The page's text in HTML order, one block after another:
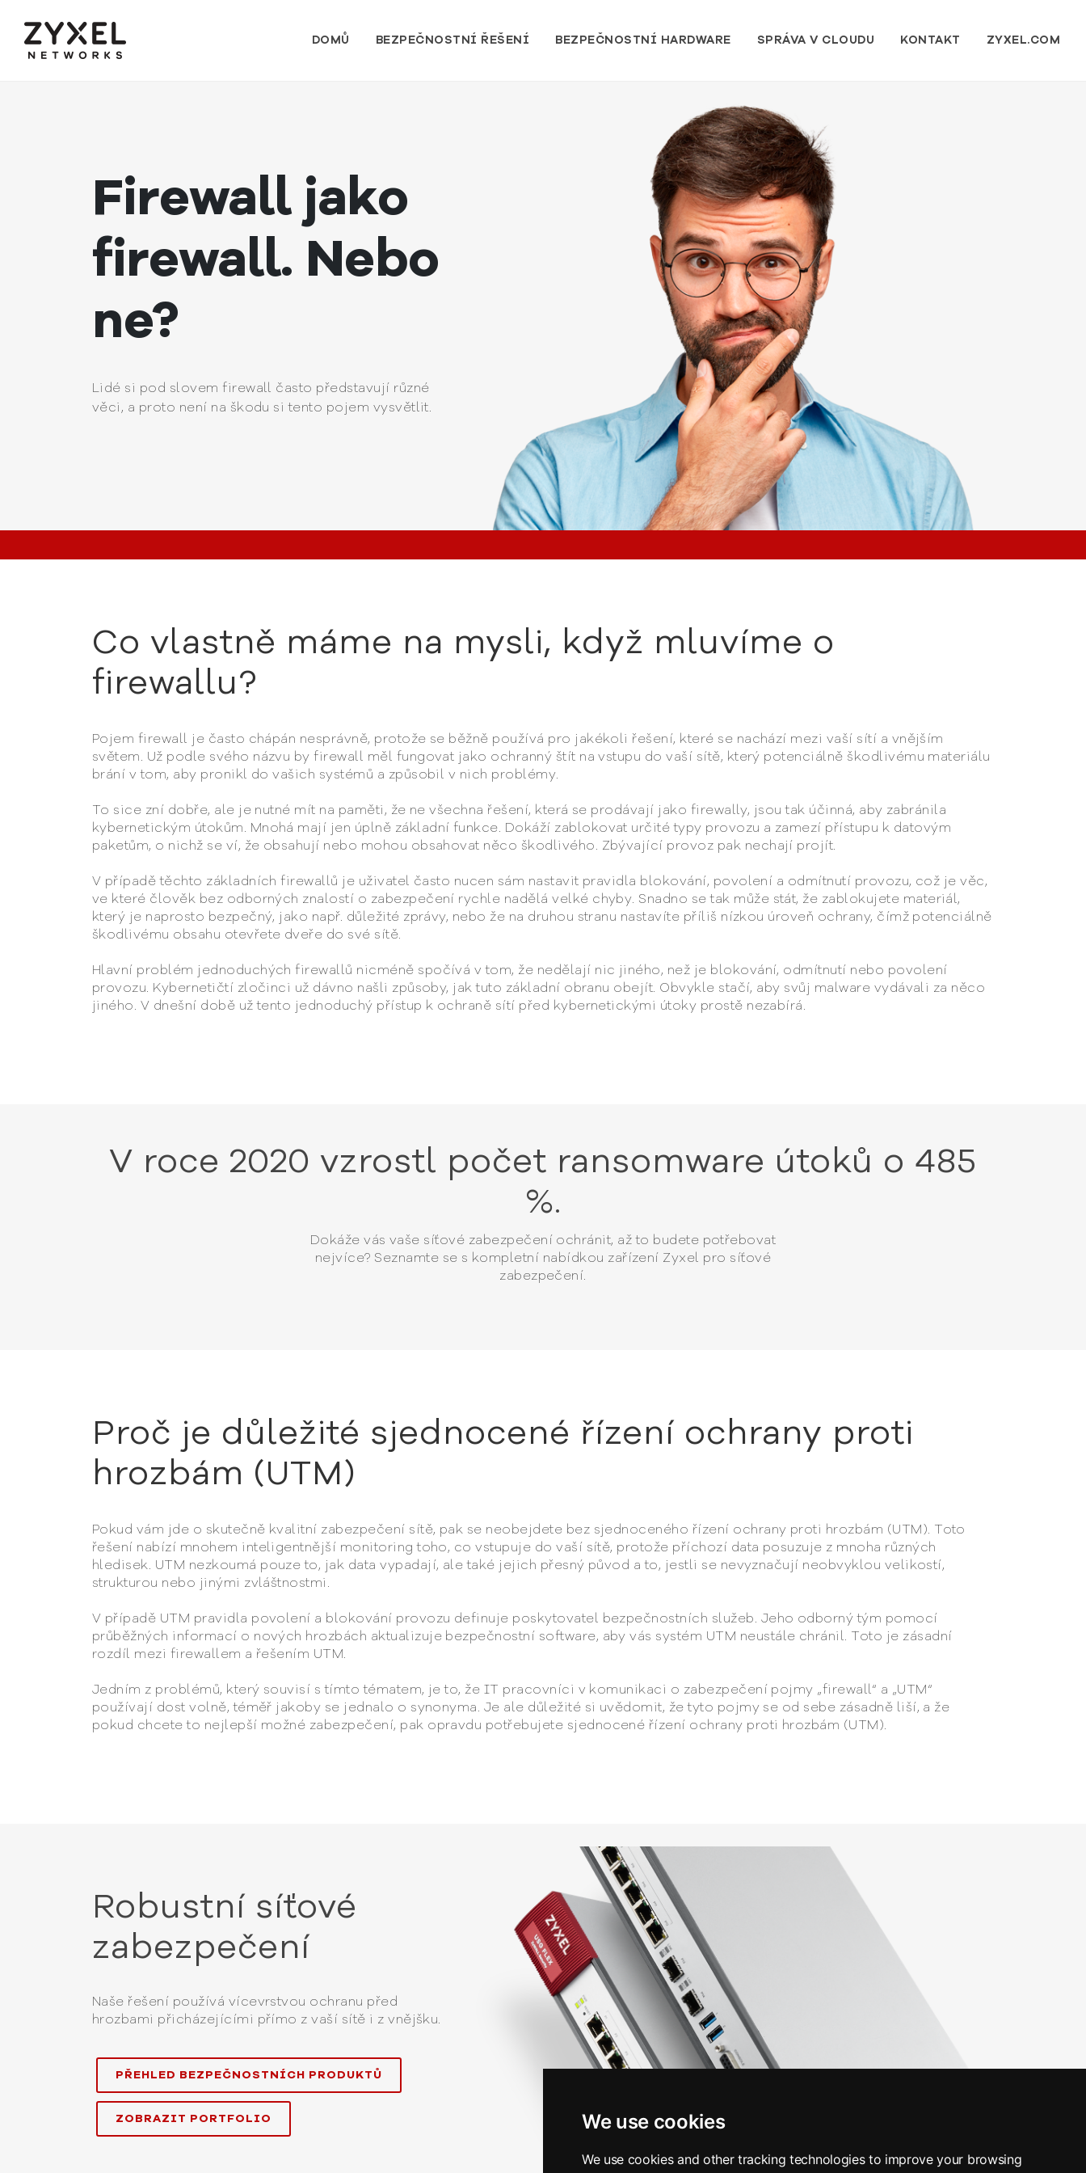
We use cookies
We use cookies and other tracking technologies to improve your browsing
DOMŮ BEZPEČNOSTNÍ ŘEŠENÍ BEZPEČNOSTNÍ HARDWARE SPRÁVA V CLOUDU KONTAKT ZYXEL.COM
Firewall jako
firewall. Nebo
ne?
Lidé si pod slovem firewall často představují různé
věci, a proto není na škodu si tento pojem vysvětlit.
Co vlastně máme na mysli, když mluvíme o
firewallu?
Pojem firewall je často chápán nesprávně, protože se běžně používá pro jakékoli řešení, které se nachází mezi vaší sítí a vnějším
světem. Už podle svého názvu by firewall měl fungovat jako ochranný štít na vstupu do vaší sítě, který potenciálně škodlivému materiálu
brání v tom, aby pronikl do vašich systémů a způsobil v nich problémy.
To sice zní dobře, ale je nutné mít na paměti, že ne všechna řešení, která se prodávají jako firewally, jsou tak účinná, aby zabránila
kybernetickým útokům. Mnohá mají jen úplně základní funkce. Dokáží zablokovat určité typy provozu a zamezí přístupu k datovým
paketům, o nichž se ví, že obsahují nebo mohou obsahovat něco škodlivého. Zbývající provoz pak nechají projít.
V případě těchto základních firewallů je uživatel často nucen sám nastavit pravidla blokování, povolení a odmítnutí provozu, což je věc,
ve které člověk bez odborných znalostí o zabezpečení rychle nadělá velké chyby. Snadno se tak může stát, že zablokujete materiál,
který je naprosto bezpečný, jako např. důležité zprávy, nebo že na druhou stranu nastavíte příliš nízkou úroveň ochrany, čímž potenciálně
škodlivému obsahu otevřete dveře do své sítě.
Hlavní problém jednoduchých firewallů nicméně spočívá v tom, že nedělají nic jiného, než je blokování, odmítnutí nebo povolení
provozu. Kybernetičtí zločinci už dávno našli způsoby, jak tuto základní obranu obejít. Obvykle stačí, aby svůj malware vydávali za něco
jiného. V dnešní době už tento jednoduchý přístup k ochraně sítí před kybernetickými útoky prostě nezabírá.
V roce 2020 vzrostl počet ransomware útoků o 485
%.
Dokáže vás vaše síťové zabezpečení ochránit, až to budete potřebovat
nejvíce? Seznamte se s kompletní nabídkou zařízení Zyxel pro síťové
zabezpečení.
Proč je důležité sjednocené řízení ochrany proti
hrozbám (UTM)
Pokud vám jde o skutečně kvalitní zabezpečení sítě, pak se neobejdete bez sjednoceného řízení ochrany proti hrozbám (UTM). Toto
řešení nabízí mnohem inteligentnější monitoring toho, co vstupuje do vaší sítě, protože příchozí data posuzuje z mnoha různých
hledisek. UTM nezkoumá pouze to, jak data vypadají, ale také jejich přesný původ a to, jestli se nevyznačují neobvyklou velikostí,
strukturou nebo jinými zvláštnostmi.
V případě UTM pravidla povolení a blokování provozu definuje poskytovatel bezpečnostních služeb. Jeho odborný tým pomocí
průběžných informací o nových hrozbách aktualizuje bezpečnostní software, aby vás systém UTM neustále chránil. Toto je zásadní
rozdíl mezi firewallem a řešením UTM.
Jedním z problémů, který souvisí s tímto tématem, je to, že IT pracovníci v komunikaci o zabezpečení pojmy „firewall“ a „UTM“
používají dost volně, téměř jakoby se jednalo o synonyma. Je ale důležité si uvědomit, že tyto pojmy se od sebe zásadně liší, a že
pokud chcete to nejlepší možné zabezpečení, pak opravdu potřebujete sjednocené řízení ochrany proti hrozbám (UTM).
Robustní síťové
zabezpečení
Naše řešení používá vícevrstvou ochranu před
hrozbami přicházejícími přímo z vaší sítě i z vnějšku.
PŘEHLED BEZPEČNOSTNÍCH PRODUKTŮ
ZOBRAZIT PORTFOLIO